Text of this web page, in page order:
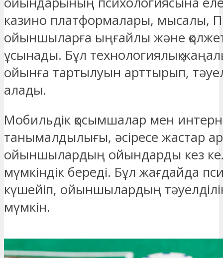
казино платформалары, мысалы,
ойыншыларға ыңғайлы және
ұсынады. Бұл технологиялық
ойынға тартылуын арттырып,
алады.
Мобильдік қосымшалар мен
танымалдылығы, әсіресе жастар
ойыншылардың ойындарды кез
мүмкіндік береді. Бұл жағдайда
күшейіп, ойыншылардың
мүмкін.